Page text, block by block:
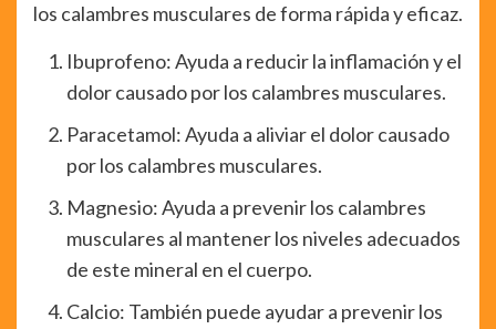
los calambres musculares de forma rápida y eficaz.
Ibuprofeno: Ayuda a reducir la inflamación y el
dolor causado por los calambres musculares.
Paracetamol: Ayuda a aliviar el dolor causado
por los calambres musculares.
Magnesio: Ayuda a prevenir los calambres
musculares al mantener los niveles adecuados
de este mineral en el cuerpo.
Calcio: También puede ayudar a prevenir los